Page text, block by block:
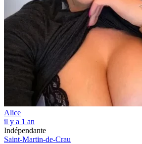
Alice
il y a 1 an
Indépendante
Saint-Martin-de-Crau